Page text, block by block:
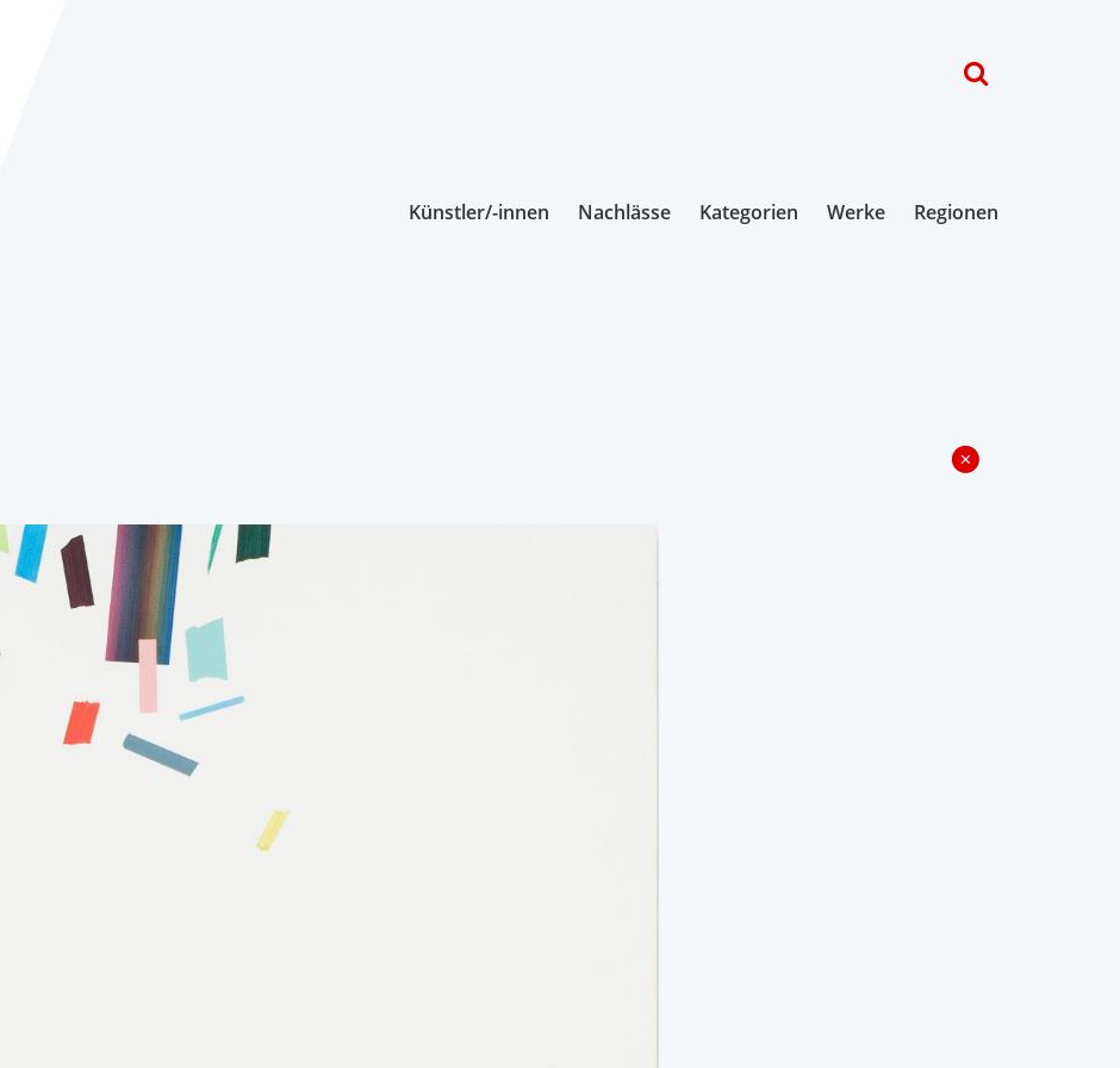
Künstler/-innen Nachlässe Kategorien Werke Regionen